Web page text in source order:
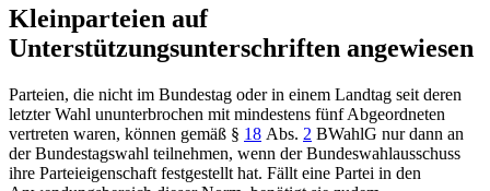
Kleinparteien auf
Unterstützungsunterschriften angewiesen
Parteien, die nicht im Bundestag oder in einem Landtag seit deren
letzter Wahl ununterbrochen mit mindestens fünf Abgeordneten
vertreten waren, können gemäß § 18 Abs. 2 BWahlG nur dann an
der Bundestagswahl teilnehmen, wenn der Bundeswahlausschuss
ihre Parteieigenschaft festgestellt hat. Fällt eine Partei in den